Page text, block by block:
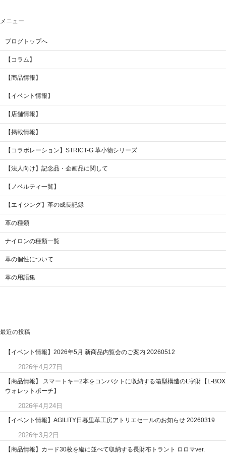
メニュー
ブログトップへ
【コラム】
【商品情報】
【イベント情報】
【店舗情報】
【掲載情報】
【コラボレーション】STRICT-G 革小物シリーズ
【法人向け】記念品・企画品に関して
【ノベルティ一覧】
【エイジング】革の成長記録
革の種類
ナイロンの種類一覧
革の個性について
革の用語集
最近の投稿
【イベント情報】2026年5月 新商品内覧会のご案内 20260512
2026年4月27日
【商品情報】 スマートキー2本をコンパクトに収納する箱型構造のL字財【L-BOX
ウォレットポーチ】
2026年4月24日
【イベント情報】AGILITY日暮里革工房アトリエセールのお知らせ 20260319
2026年3月2日
【商品情報】カード30枚を縦に並べて収納する長財布トラント ロロマver.